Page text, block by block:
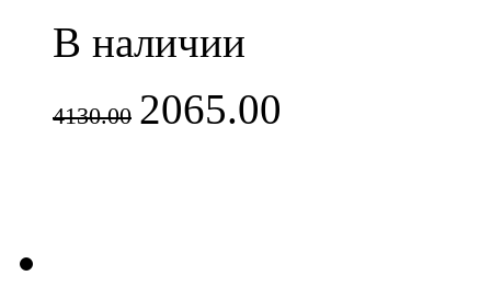
В наличии
4130.00 2065.00